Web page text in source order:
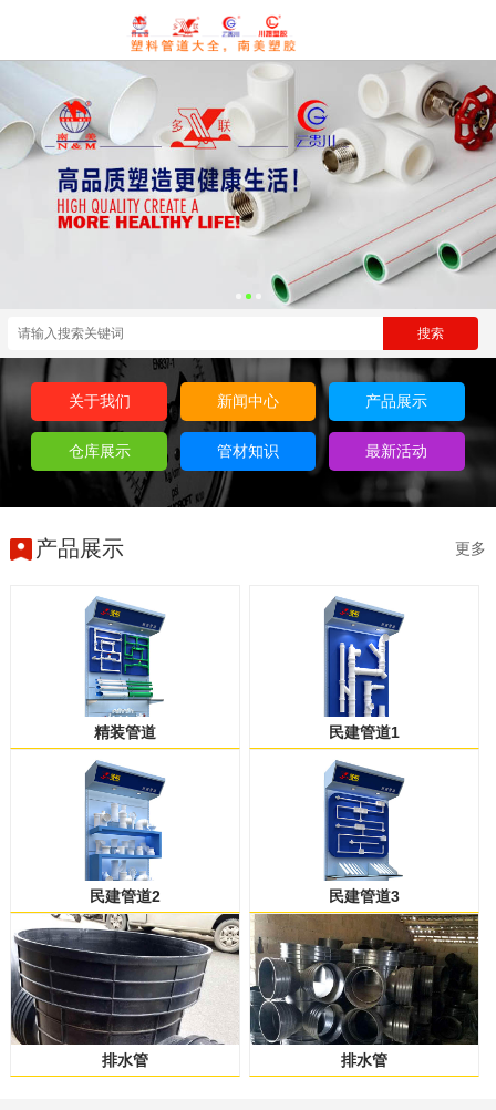
关于我们 新闻中心 产品展示
仓库展示 管材知识 最新活动
产品展示 更多
精装管道 民建管道1
民建管道2 民建管道3
排水管 排水管